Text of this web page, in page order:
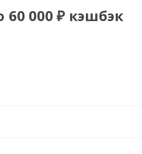
000 ₽ кэшбэк